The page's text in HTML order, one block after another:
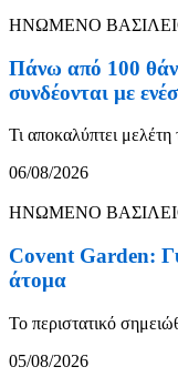
ΗΝΩΜΕΝΟ
Πάνω από 100
συνδέονται με
Τι αποκαλύπτει
06/08/2026
ΗΝΩΜΕΝΟ
Covent Garden:
άτομα
Το περιστατικό
05/08/2026